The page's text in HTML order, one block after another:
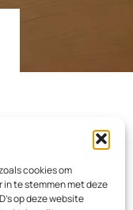
cookies om
in te stemmen met deze
op deze website